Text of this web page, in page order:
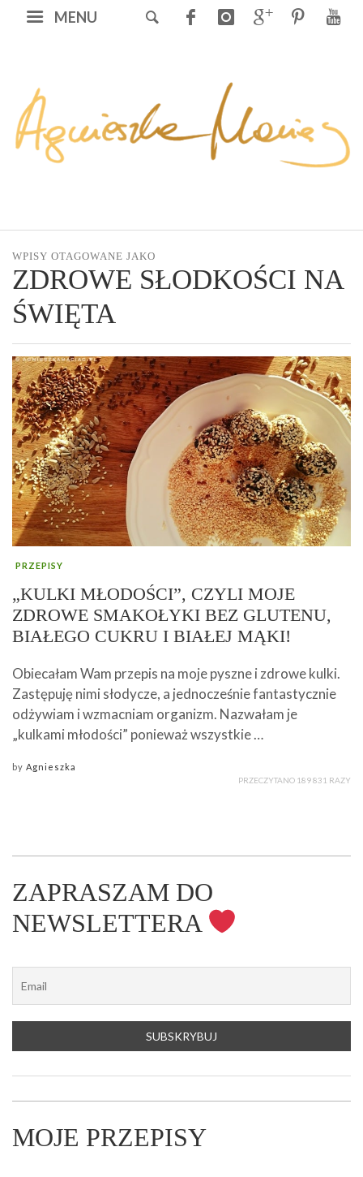
MENU
WPISY OTAGOWANE JAKO
ZDROWE SŁODKOŚCI NA
ŚWIĘTA
PRZEPISY
„KULKI MŁODOŚCI”, CZYLI MOJE
ZDROWE SMAKOŁYKI BEZ GLUTENU,
BIAŁEGO CUKRU I BIAŁEJ MĄKI!
Obiecałam Wam przepis na moje pyszne i zdrowe kulki.
Zastępuję nimi słodycze, a jednocześnie fantastycznie
odżywiam i wzmacniam organizm. Nazwałam je
„kulkami młodości” ponieważ wszystkie …
by Agnieszka
PRZECZYTANO 189 831 RAZY
ZAPRASZAM DO
NEWSLETTERA
MOJE PRZEPISY